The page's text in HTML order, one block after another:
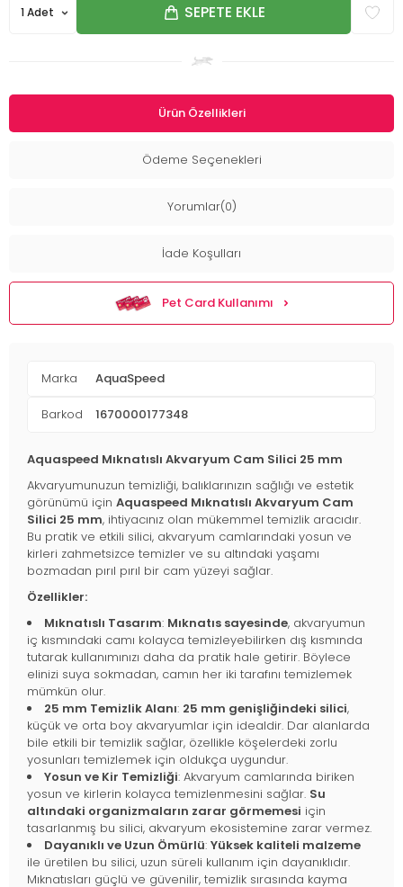
SEPETE EKLE
Ürün Özellikleri
Ödeme Seçenekleri
Yorumlar(0)
İade Koşulları
Pet Card Kullanımı
Marka AquaSpeed
Barkod 1670000177348
Aquaspeed Mıknatıslı Akvaryum Cam Silici 25 mm
Akvaryumunuzun temizliği, balıklarınızın sağlığı ve estetik
görünümü için Aquaspeed Mıknatıslı Akvaryum Cam
Silici 25 mm, ihtiyacınız olan mükemmel temizlik aracıdır.
Bu pratik ve etkili silici, akvaryum camlarındaki yosun ve
kirleri zahmetsizce temizler ve su altındaki yaşamı
bozmadan pırıl pırıl bir cam yüzeyi sağlar.
Özellikler:
Mıknatıslı Tasarım: Mıknatıs sayesinde, akvaryumun
iç kısmındaki camı kolayca temizleyebilirken dış kısmında
tutarak kullanımınızı daha da pratik hale getirir. Böylece
elinizi suya sokmadan, camın her iki tarafını temizlemek
mümkün olur.
25 mm Temizlik Alanı: 25 mm genişliğindeki silici,
küçük ve orta boy akvaryumlar için idealdir. Dar alanlarda
bile etkili bir temizlik sağlar, özellikle köşelerdeki zorlu
yosunları temizlemek için oldukça uygundur.
Yosun ve Kir Temizliği: Akvaryum camlarında biriken
yosun ve kirlerin kolayca temizlenmesini sağlar. Su
altındaki organizmaların zarar görmemesi için
tasarlanmış bu silici, akvaryum ekosistemine zarar vermez.
Dayanıklı ve Uzun Ömürlü: Yüksek kaliteli malzeme
ile üretilen bu silici, uzun süreli kullanım için dayanıklıdır.
Mıknatısları güçlü ve güvenilir, temizlik sırasında kayma